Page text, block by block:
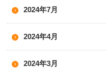
2024年7月
2024年4月
2024年3月